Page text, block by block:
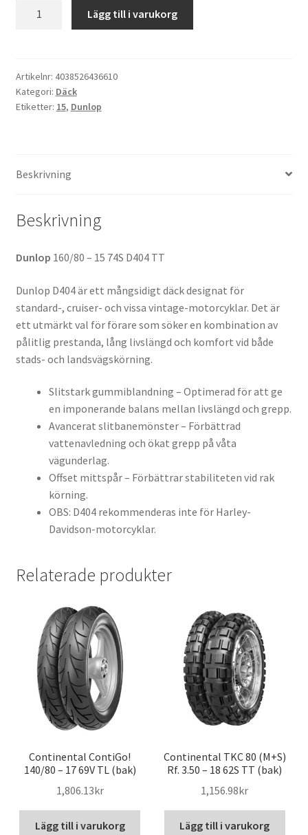
74S
D404
TT
Lägg till i varukorg
Artikelnr: 4038526436610
Kategori: Däck
Etiketter: 15, Dunlop
Beskrivning
Beskrivning
Dunlop 160/80 – 15 74S D404 TT
Dunlop D404 är ett mångsidigt däck designat för
standard-, cruiser- och vissa vintage-motorcyklar. Det är
ett utmärkt val för förare som söker en kombination av
pålitlig prestanda, lång livslängd och komfort vid både
stads- och landsvägskörning.
Slitstark gummiblandning – Optimerad för att ge
en imponerande balans mellan livslängd och grepp.
Avancerat slitbanemönster – Förbättrad
vattenavledning och ökat grepp på våta
vägunderlag.
Offset mittspår – Förbättrar stabiliteten vid rak
körning.
OBS: D404 rekommenderas inte för Harley-
Davidson-motorcyklar.
Relaterade produkter
Continental ContiGo!
140/80 – 17 69V TL (bak)
1,806.13kr
Lägg till i varukorg
Continental TKC 80 (M+S)
Rf. 3.50 – 18 62S TT (bak)
1,156.98kr
Lägg till i varukorg